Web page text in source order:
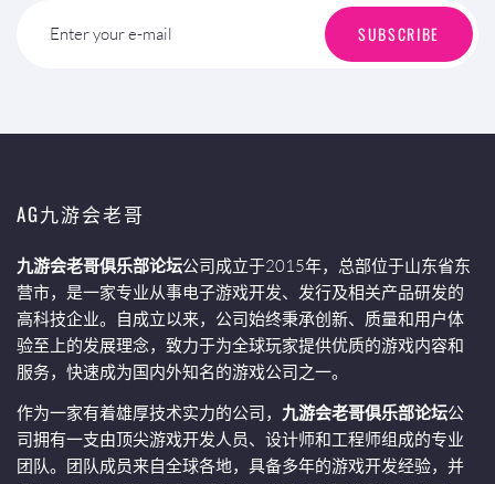
Enter your e-mail SUBSCRIBE
AG九游会老哥
九游会老哥俱乐部论坛公司成立于2015年，总部位于山东省东
营市，是一家专业从事电子游戏开发、发行及相关产品研发的
高科技企业。自成立以来，公司始终秉承创新、质量和用户体
验至上的发展理念，致力于为全球玩家提供优质的游戏内容和
服务，快速成为国内外知名的游戏公司之一。
作为一家有着雄厚技术实力的公司， 九游会老哥俱乐部论坛公
司拥有一支由顶尖游戏开发人员、设计师和工程师组成的专业
团队。团队成员来自全球各地，具备多年的游戏开发经验，并